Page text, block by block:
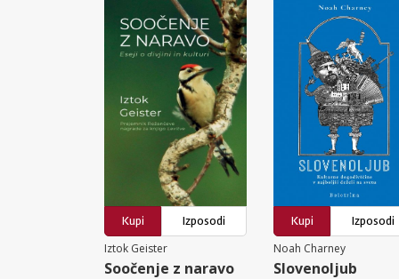
Kupi
Izposodi
Iztok Geister
Soočenje z naravo
Kupi
Izposodi
Noah Charney
Slovenoljub